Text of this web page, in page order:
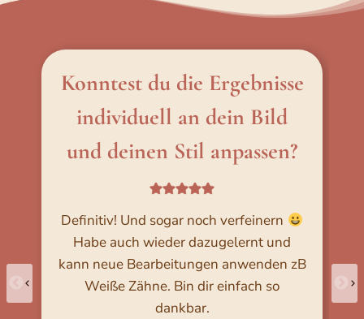
Konntest du die Ergebnisse
individuell an dein Bild
und deinen Stil anpassen?
Definitiv! Und sogar noch verfeinern
Habe auch wieder dazugelernt und
kann neue Bearbeitungen anwenden zB
Weiße Zähne. Bin dir einfach so
dankbar.